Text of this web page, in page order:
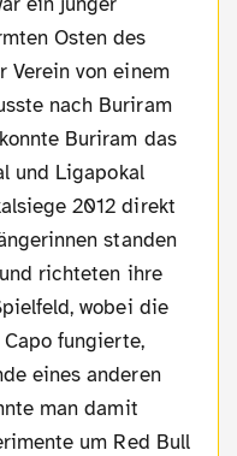
Osten des
Verein von einem
nach Buriram
Buriram das
und Ligapokal
2012 direkt
standen
richteten ihre
wobei die
fungierte,
eines anderen
man damit
um Red Bull